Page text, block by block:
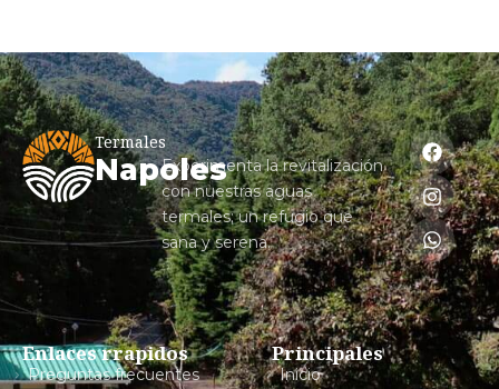
Termales
NapolesExperimenta la revitalización
con nuestras aguas
termales; un refugio que
sana y serena.
Enlaces rrapidos
Preguntas frecuentes
Principales
Inicio